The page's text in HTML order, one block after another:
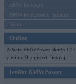
BMW koncepti
BMW konkurentu jaunumi
Moto
Online
Pašreiz BMWPower skatās 124
viesi un 0 reģistrēti lietotāji.
Ienākt BMWPower